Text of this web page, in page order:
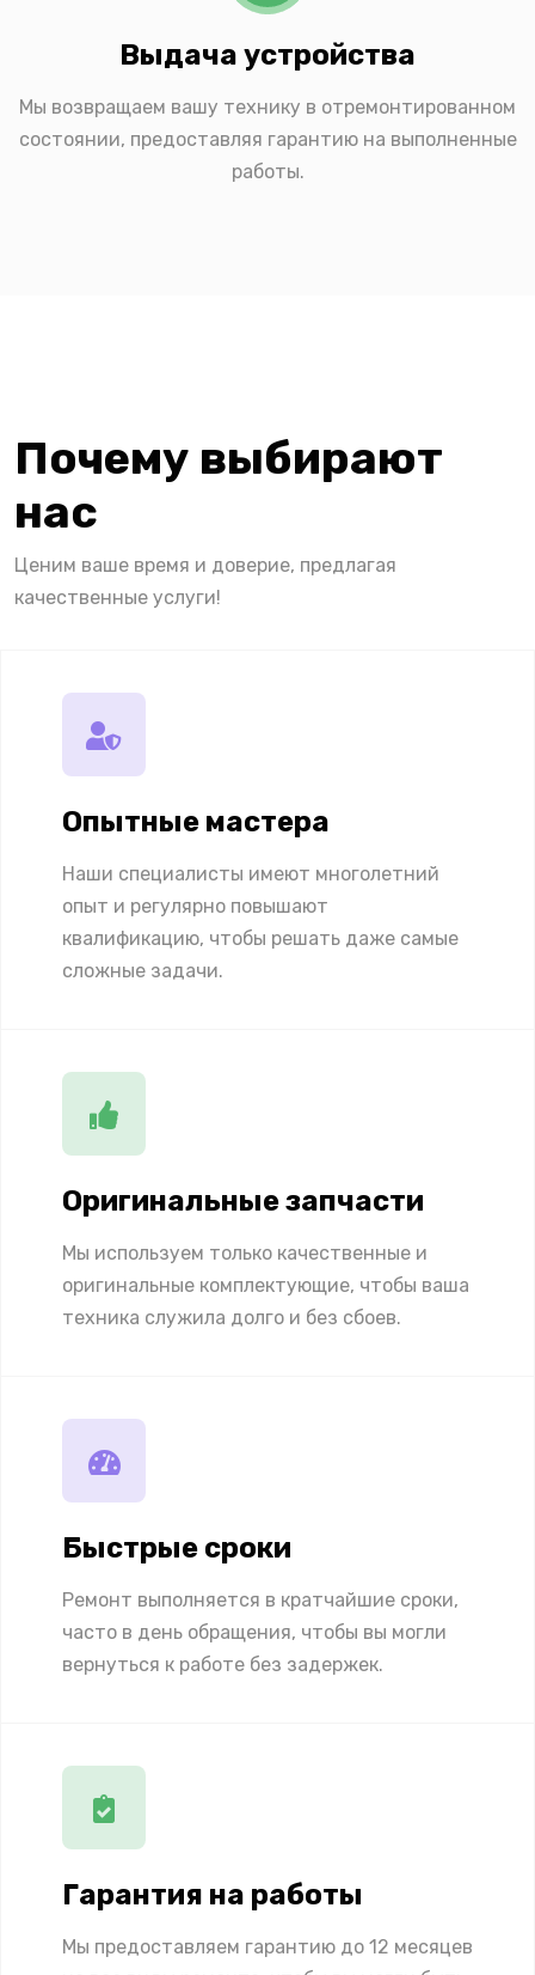
Выдача устройства
Мы возвращаем вашу технику в отремонтированном
состоянии, предоставляя гарантию на выполненные
работы.
Почему выбирают
нас
Ценим ваше время и доверие, предлагая
качественные услуги!
Опытные мастера
Наши специалисты имеют многолетний
опыт и регулярно повышают
квалификацию, чтобы решать даже самые
сложные задачи.
Оригинальные запчасти
Мы используем только качественные и
оригинальные комплектующие, чтобы ваша
техника служила долго и без сбоев.
Быстрые сроки
Ремонт выполняется в кратчайшие сроки,
часто в день обращения, чтобы вы могли
вернуться к работе без задержек.
Гарантия на работы
Мы предоставляем гарантию до 12 месяцев